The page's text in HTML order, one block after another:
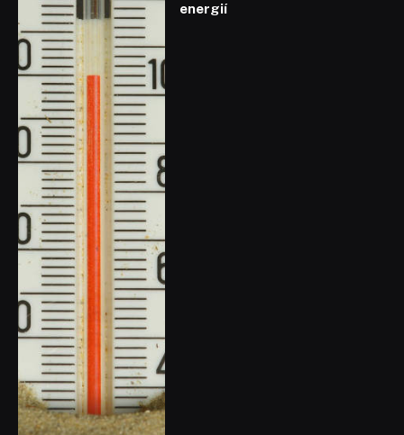
energií